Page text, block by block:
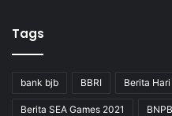
Tags
bank bjb BBRI Berita Hari
Berita SEA Games 2021 BNPB